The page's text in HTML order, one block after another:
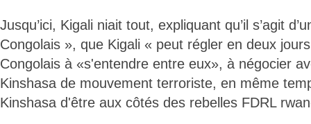
Jusqu’ici, Kigali niait tout, expliquant qu’il s’agit
Congolais », que Kigali « peut régler en deux
Congolais à «s'entendre entre eux», à négocier
Kinshasa de mouvement terroriste, en même
Kinshasa d'être aux côtés des rebelles FDRL